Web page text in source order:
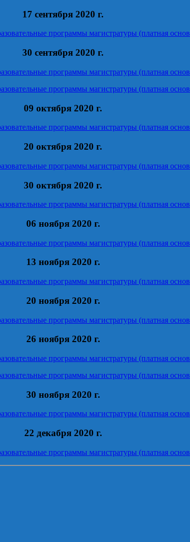
17 сентября 2020 г.
программы магистратуры (платная
30 сентября 2020 г.
программы магистратуры (платная
программы магистратуры (платная
09 октября 2020 г.
программы магистратуры (платная
20 октября 2020 г.
программы магистратуры (платная
30 октября 2020 г.
программы магистратуры (платная
06 ноября 2020 г.
программы магистратуры (платная
13 ноября 2020 г.
программы магистратуры (платная
20 ноября 2020 г.
программы магистратуры (платная
26 ноября 2020 г.
программы магистратуры (платная
программы магистратуры (платная
30 ноября 2020 г.
программы магистратуры (платная
22 декабря 2020 г.
программы магистратуры (платная